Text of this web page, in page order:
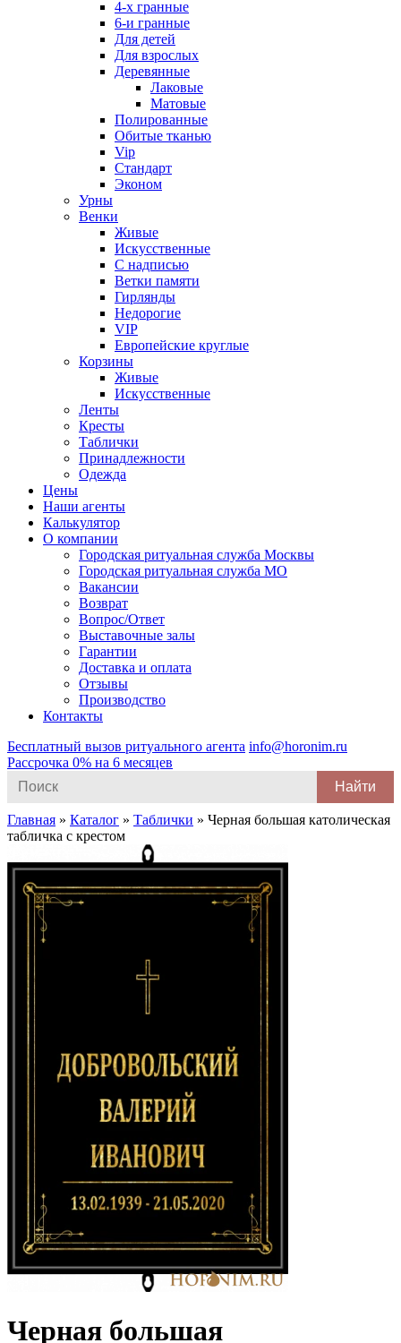
4-х гранные
6-и гранные
Для детей
Для взрослых
Деревянные
Лаковые
Матовые
Полированные
Обитые тканью
Vip
Стандарт
Эконом
Урны
Венки
Живые
Искусственные
С надписью
Ветки памяти
Гирлянды
Недорогие
VIP
Европейские круглые
Корзины
Живые
Искусственные
Ленты
Кресты
Таблички
Принадлежности
Одежда
Цены
Наши агенты
Калькулятор
О компании
Городская ритуальная служба Москвы
Городская ритуальная служба МО
Вакансии
Возврат
Вопрос/Ответ
Выставочные залы
Гарантии
Доставка и оплата
Отзывы
Производство
Контакты
Бесплатный вызов ритуального агента info@horonim.ru
Рассрочка 0% на 6 месяцев
for:
Главная » Каталог » Таблички » Черная большая католическая
табличка с крестом
Черная большая